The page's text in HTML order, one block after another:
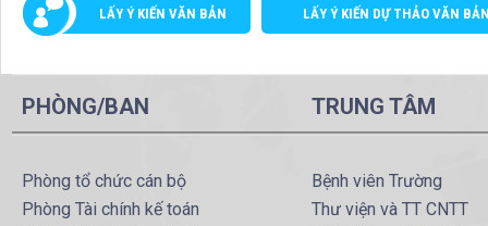
LẤY Ý KIẾN VĂN BẢN LẤY Ý KIẾN DỰ THẢO VĂN
PHÒNG/BAN
Phòng tổ chức cán bộ
Phòng Tài chính kế toán
TRUNG TÂM
Bệnh viên Trường
Thư viện và TT CNTT